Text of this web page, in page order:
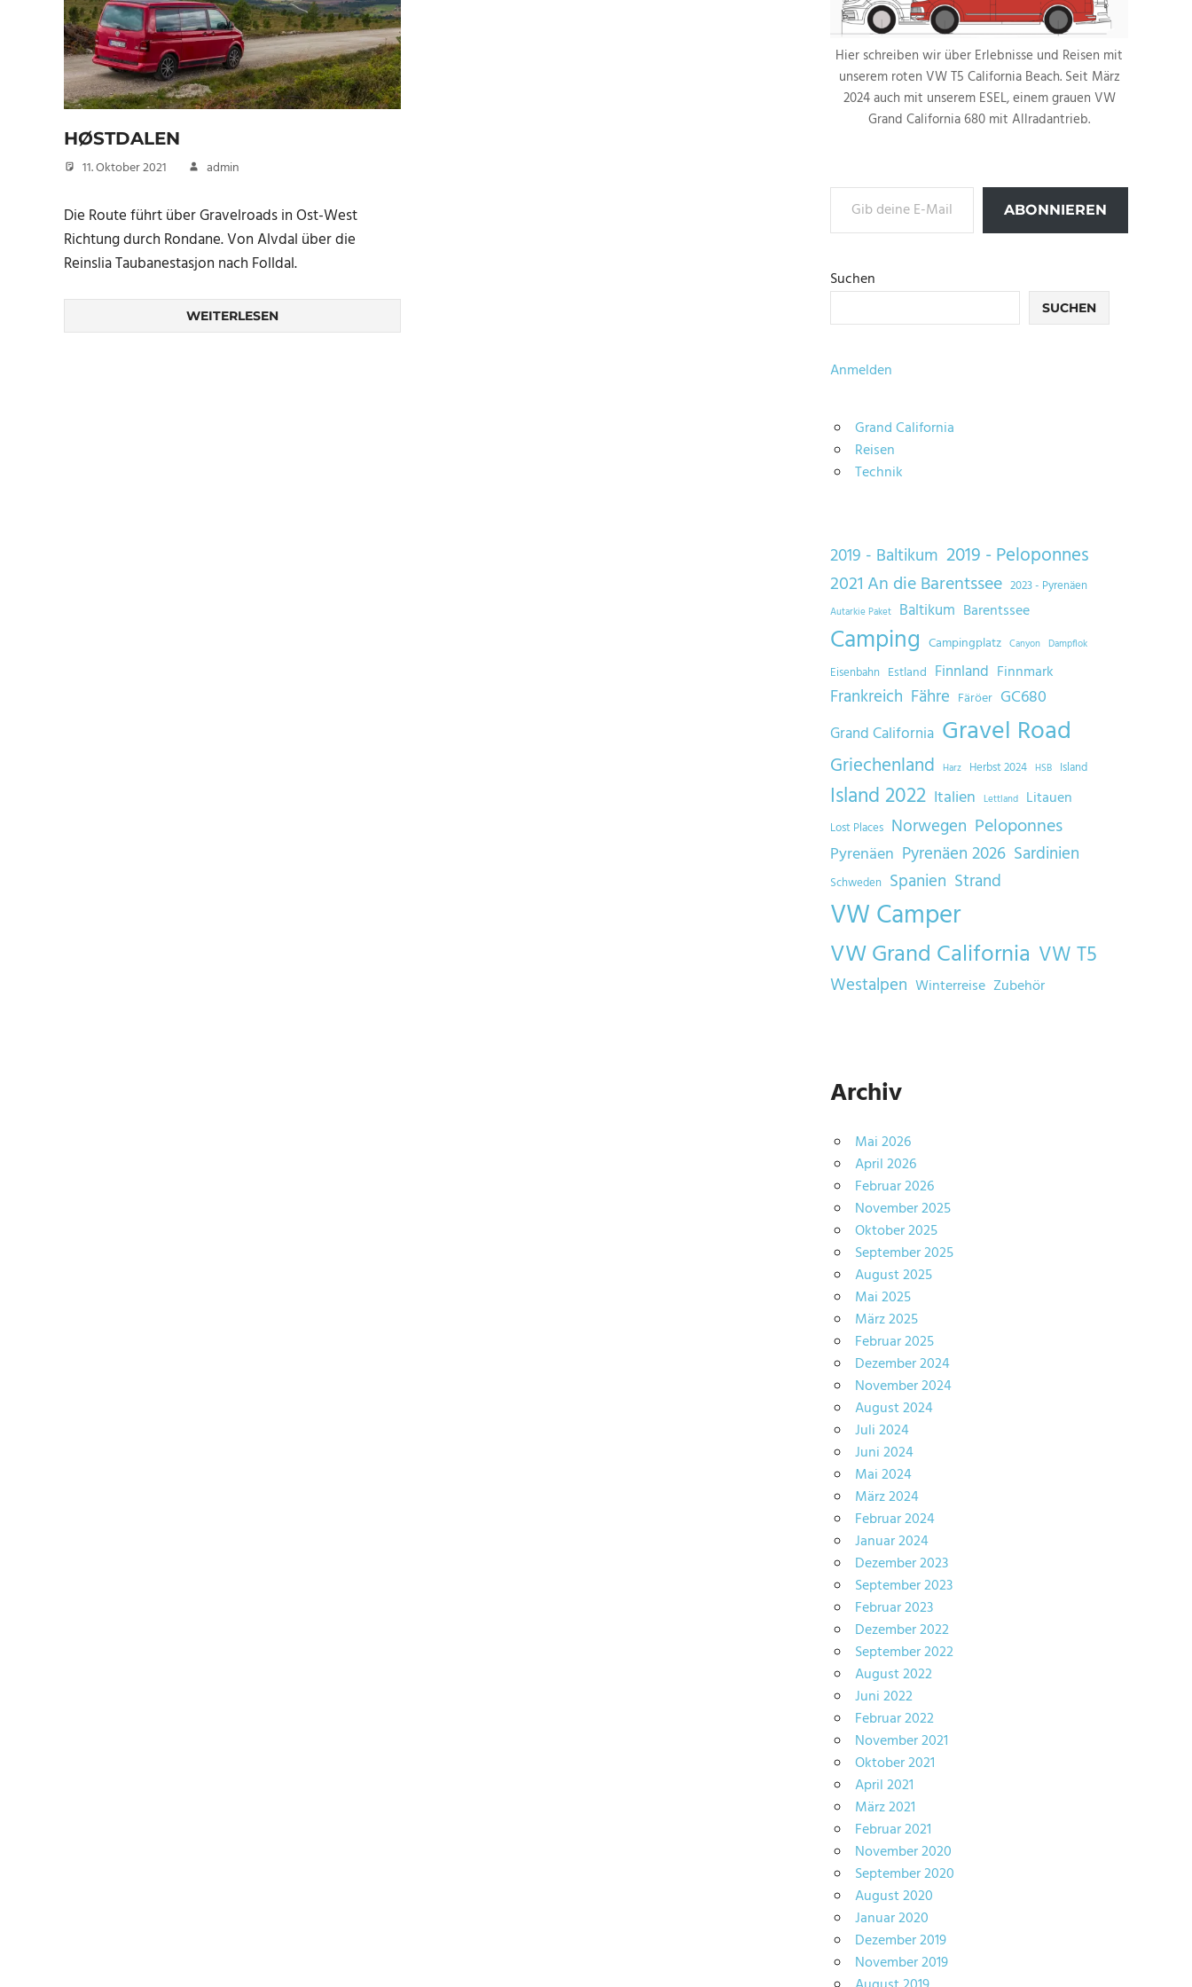
HØSTDALEN
11. Oktober 2021 admin
Die Route führt über Gravelroads in Ost-West
Richtung durch Rondane. Von Alvdal über die
Reinslia Taubanestasjon nach Folldal.
WEITERLESEN
Hier schreiben wir über Erlebnisse und Reisen mit
unserem roten VW T5 California Beach. Seit März
2024 auch mit unserem ESEL, einem grauen VW
Grand California 680 mit Allradantrieb.
Gib deine E-Mail-Adresse ein ...
ABONNIEREN
Suchen
SUCHEN
Anmelden
Grand California
Reisen
Technik
2019 - Baltikum 2019 - Peloponnes
2021 An die Barentssee 2023 - Pyrenäen
Autarkie Paket Baltikum Barentssee
Camping Campingplatz Canyon Dampflok
Eisenbahn Estland Finnland Finnmark
Frankreich Fähre Färöer GC680
Grand California Gravel Road
Griechenland Harz Herbst 2024 HSB Island
Island 2022 Italien Lettland Litauen
Lost Places Norwegen Peloponnes
Pyrenäen Pyrenäen 2026 Sardinien
Schweden Spanien Strand
VW Camper
VW Grand California VW T5
Westalpen Winterreise Zubehör
Archiv
Mai 2026
April 2026
Februar 2026
November 2025
Oktober 2025
September 2025
August 2025
Mai 2025
März 2025
Februar 2025
Dezember 2024
November 2024
August 2024
Juli 2024
Juni 2024
Mai 2024
März 2024
Februar 2024
Januar 2024
Dezember 2023
September 2023
Februar 2023
Dezember 2022
September 2022
August 2022
Juni 2022
Februar 2022
November 2021
Oktober 2021
April 2021
März 2021
Februar 2021
November 2020
September 2020
August 2020
Januar 2020
Dezember 2019
November 2019